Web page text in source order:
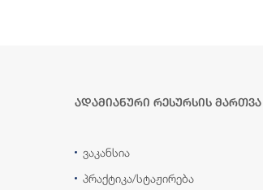
ადამიანური რესურსის მართვა
ვაკანსია
პრაქტიკა/სტაჟირება